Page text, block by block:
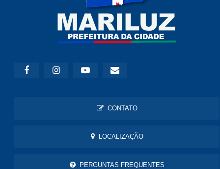
CONTATO
LOCALIZAÇÃO
PERGUNTAS FREQUENTES